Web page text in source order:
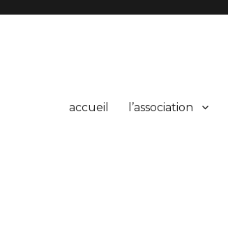
accueil l’association